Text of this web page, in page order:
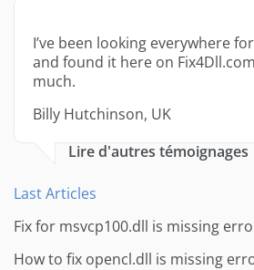
I’ve been looking everywhere
and found it here on
much.
Billy Hutchinson, UK
Lire d'autres témoignages
Last Articles
Fix for msvcp100.dll is missing
How to fix opencl.dll is missing